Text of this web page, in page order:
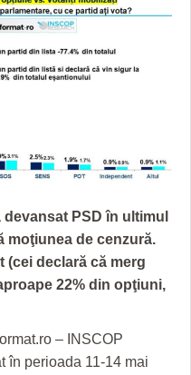
PSD în ultimul
moţiunea de cenzură.
(cei declară că merg
22% din opţiuni,
– INSCOP
în perioada 11-14 mai